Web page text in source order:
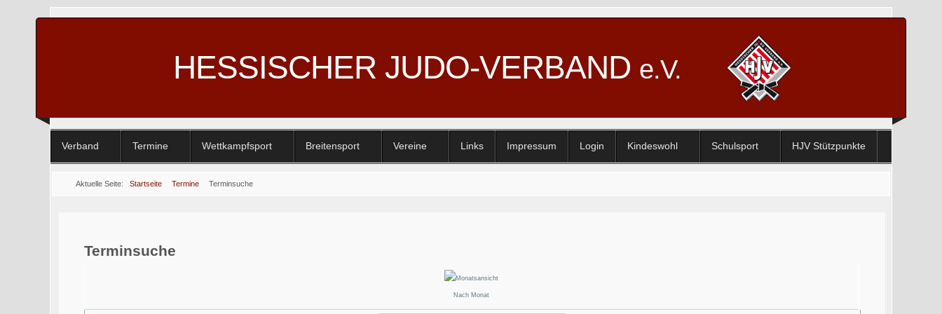
HESSISCHER JUDO-VERBAND e.V.
Verband Termine Wettkampfsport Breitensport Vereine Links Impressum Login Kindeswohl Schulsport HJV Stützpunkte
Aktuelle Seite:Startseite Termine Terminsuche
Terminsuche
Nach Monat